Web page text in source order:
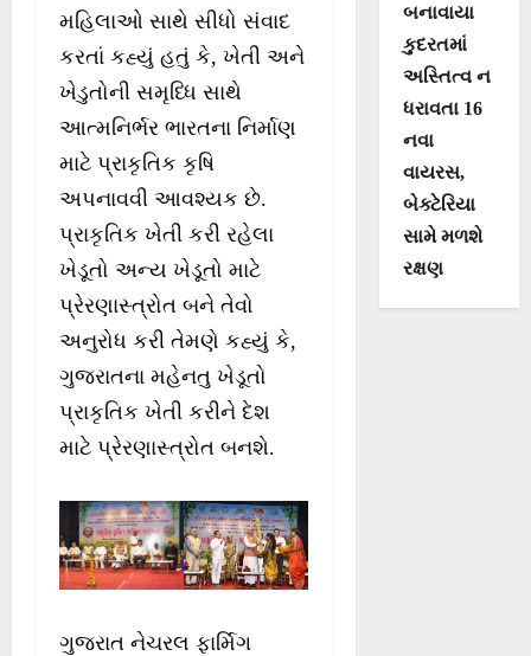
મહિલાઓ સાથે સીધો સંવાદ
કરતાં કહ્યું હતું કે, ખેતી અને
ખેડુતોની સમૃધ્ધિ સાથે
આત્મનિર્ભર ભારતના નિર્માણ
માટે પ્રાકૃતિક કૃષિ
અપનાવવી આવશ્યક છે.
પ્રાકૃતિક ખેતી કરી રહેલા
ખેડૂતો અન્ય ખેડૂતો માટે
પ્રેરણાસ્ત્રોત બને તેવો
અનુરોધ કરી તેમણે કહ્યું કે,
ગુજરાતના મહેનતુ ખેડૂતો
પ્રાકૃતિક ખેતી કરીને દેશ
માટે પ્રેરણાસ્ત્રોત બનશે.
ગુજરાત નેચરલ ફાર્મિગ
બનાવાયા
કુદરતમાં
અસ્તિત્વ ન
ધરાવતા 16
નવા
વાયરસ,
બેક્ટેરિયા
સામે મળશે
રક્ષણ